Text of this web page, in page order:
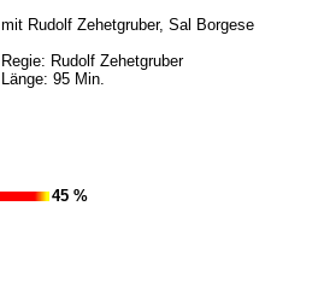
mit Rudolf Zehetgruber, Sal Borgese
Regie: Rudolf Zehetgruber
Länge: 95 Min.
45 %